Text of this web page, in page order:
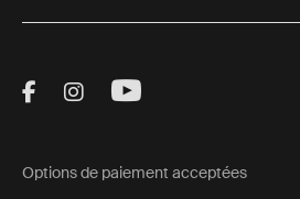
Visit Thule on Facebook
Visit Thule on
Visit Thule on
Options de paiement acceptées